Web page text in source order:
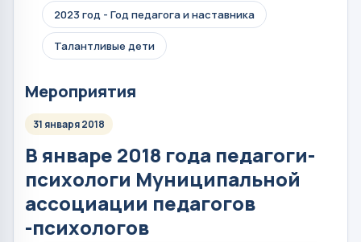
2023 год - Год педагога и наставника
Талантливые дети
Мероприятия
31 января 2018
В январе 2018 года педагоги-
психологи Муниципальной
ассоциации педагогов
-психологов